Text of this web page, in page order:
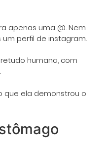
apenas uma @. Nem
perfil de instagram.
humana, com
que ela demonstrou o